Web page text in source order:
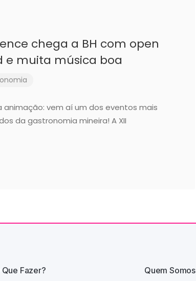
chega a BH com open
e muita música boa
vem aí um dos eventos mais
da gastronomia mineira! A XII
Que Fazer? Quem Somos